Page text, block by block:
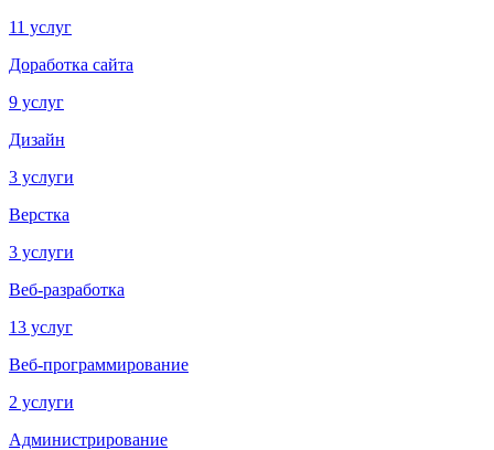
11 услуг
Доработка сайта
9 услуг
Дизайн
3 услуги
Верстка
3 услуги
Веб-разработка
13 услуг
Веб-программирование
2 услуги
Администрирование